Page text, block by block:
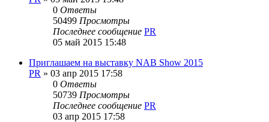
0 Ответы
50499 Просмотры
Последнее сообщение PR
05 май 2015 15:48
Приглашаем на выставку NAB Show 2015
PR » 03 апр 2015 17:58
0 Ответы
50739 Просмотры
Последнее сообщение PR
03 апр 2015 17:58